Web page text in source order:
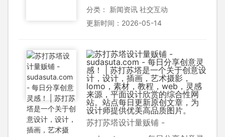
分类： 新闻资讯 社交互动
更新时间：2026-05-14
苏打苏塔设计量贩铺 -